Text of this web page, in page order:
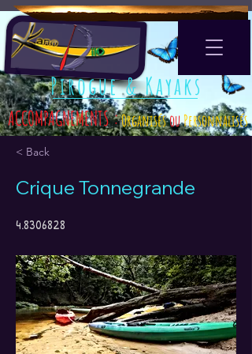
ACCOMPAGNEMENTS :OrganisésouPersonnalisés
Pirogue & Kayaks
< Back
Crique Tonnegrande
4.8306828